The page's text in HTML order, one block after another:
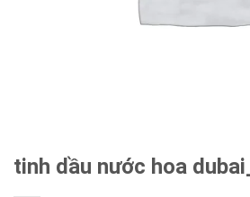
tinh dầu nước hoa